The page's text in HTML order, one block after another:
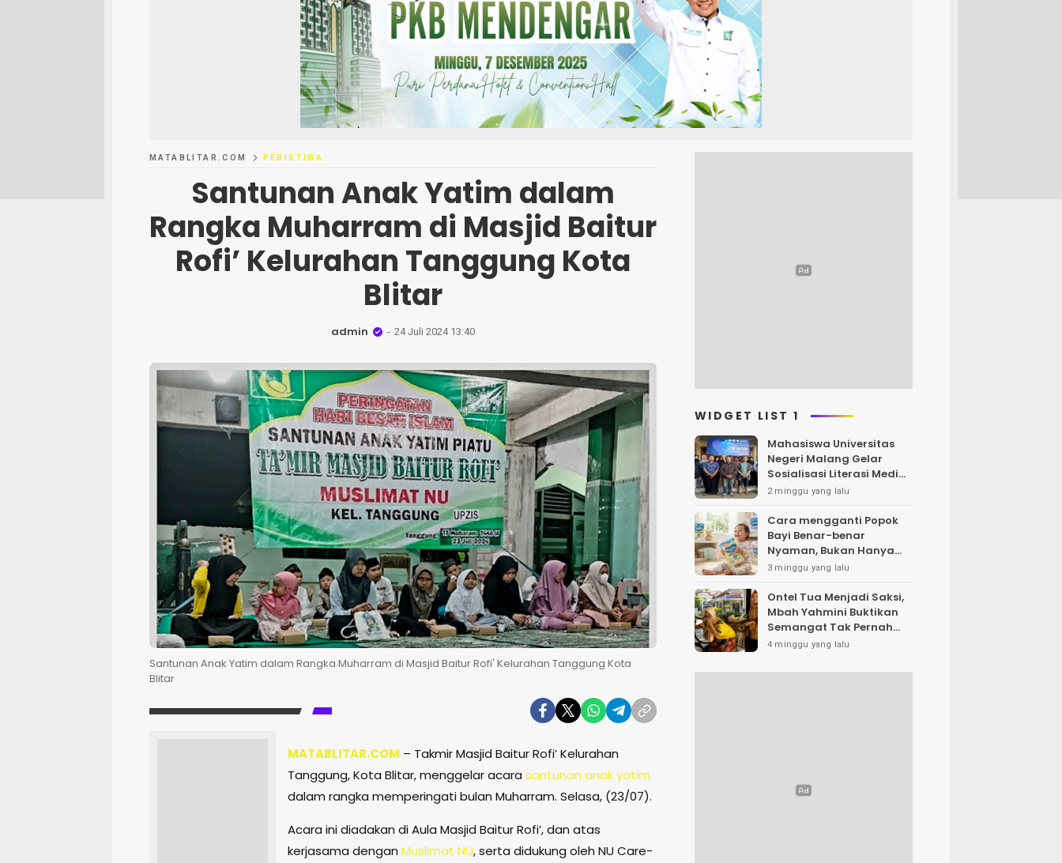
MATABLITAR.COM PERISTIWA
Santunan Anak Yatim dalam
Rangka Muharram di Masjid Baitur
Rofi’ Kelurahan Tanggung Kota
Blitar
admin 24 Juli 2024 13:40
Santunan Anak Yatim dalam Rangka Muharram di Masjid Baitur Rofi' Kelurahan Tanggung Kota
Blitar
MATABLITAR.COM – Takmir Masjid Baitur Rofi’ Kelurahan
Tanggung, Kota Blitar, menggelar acara santunan anak yatim
dalam rangka memperingati bulan Muharram. Selasa, (23/07).
Acara ini diadakan di Aula Masjid Baitur Rofi’, dan atas
kerjasama dengan Muslimat NU, serta didukung oleh NU Care-
WIDGET LIST 1
Mahasiswa Universitas
Negeri Malang Gelar
Sosialisasi Literasi Media,
Bahas Resiko Hukum
ITE
2 minggu yang lalu
Cara mengganti Popok
Bayi Benar-benar
Nyaman, Bukan Hanya
Klaim di Kemasan
3 minggu yang lalu
Ontel Tua Menjadi Saksi,
Mbah Yahmini Buktikan
Semangat Tak Pernah
Menua
4 minggu yang lalu